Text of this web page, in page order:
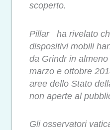
scoperto.
Pillar ha rivelato
dispositivi mobili
da Grindr in
marzo e ottobre
aree dello Stato
non aperte al
Gli osservatori